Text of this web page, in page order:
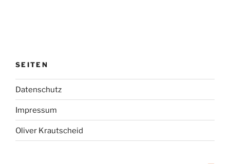
SEITEN
Datenschutz
Impressum
Oliver Krautscheid